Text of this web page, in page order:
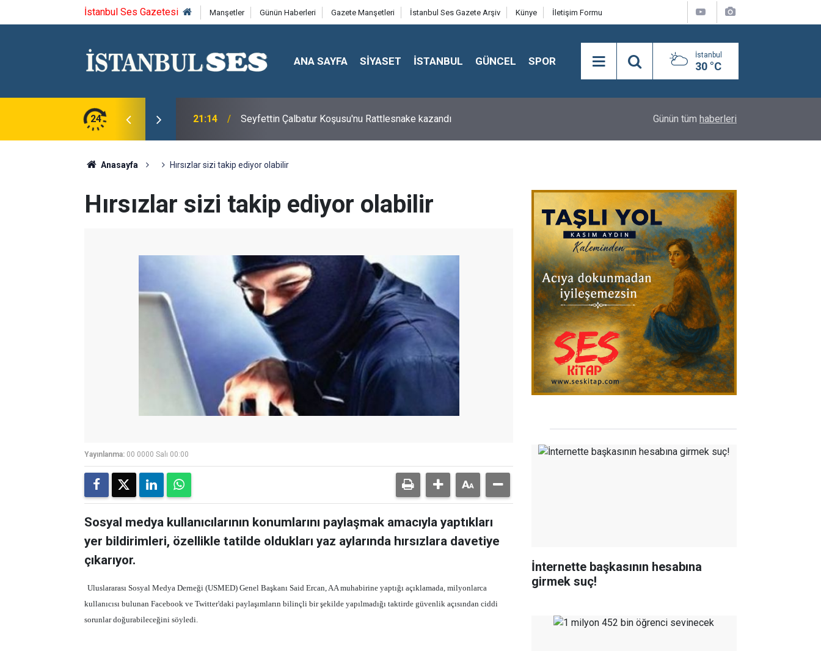
İstanbul Ses Gazetesi Manşetler Günün Haberleri Gazete Manşetleri İstanbul Ses Gazete Arşiv Künye İletişim Formu
ANA SAYFA SİYASET İSTANBUL GÜNCEL SPOR İstanbul
30 °C
24
saygıyla anıyoruz 21:14 Seyfettin Çalbatur Koşusu'nu Rattlesnake kazandı Semra Dinçer, Kapıkule Sınır Kapısı'nda
Günün tüm haberleri
Anasayfa Hırsızlar sizi takip ediyor olabilir
Hırsızlar sizi takip ediyor olabilir
Yayınlanma: 00 0000 Salı 00:00
Sosyal medya kullanıcılarının konumlarını paylaşmak amacıyla yaptıkları
yer bildirimleri, özellikle tatilde oldukları yaz aylarında hırsızlara davetiye
çıkarıyor.
Uluslararası Sosyal Medya Derneği (USMED) Genel Başkanı Said Ercan, AA muhabirine yaptığı açıklamada, milyonlarca
kullanıcısı bulunan Facebook ve Twitter'daki paylaşımların bilinçli bir şekilde yapılmadığı taktirde güvenlik açısından ciddi
sorunlar doğurabileceğini söyledi.
İnternette başkasının hesabına
girmek suç!